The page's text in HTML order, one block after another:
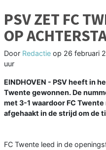
PSV ZET FC
OP
Door Redactie op 26 februari
uur
EINDHOVEN - PSV heeft in
Twente gewonnen. De
met 3-1 waardoor FC
afgehaakt in de strijd om de
FC Twente leed in de